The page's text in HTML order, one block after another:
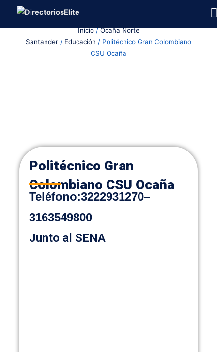
Inicio/Ocaña Norte
Santander / Educación / Politécnico Gran Colombiano
CSU Ocaña
Politécnico Gran
Colombiano CSU Ocaña
Teléfono:3222931270–
3163549800
Junto al SENA